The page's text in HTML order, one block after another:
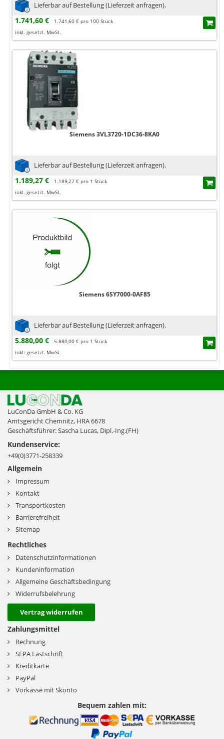
Lieferbar auf Bestellung (Lieferzeit anfragen).
1.741,60 €
1.741,60 € pro 100 Stück
inkl. gesetzl. MwSt.
Siemens 3VL3720-1DC36-8KA0
Lieferbar auf Bestellung (Lieferzeit anfragen).
1.189,27 €
1.189,27 € pro 1 Stück
inkl. gesetzl. MwSt.
Siemens 6SY7000-0AF85
Lieferbar auf Bestellung (Lieferzeit anfragen).
5.880,00 €
5.880,00 € pro 1 Stück
inkl. gesetzl. MwSt.
LuConDa GmbH & Co. KG
Amtsgericht Chemnitz, HRA 6678
Geschäftsführer: Sascha Lucas, Dipl.-Ing.(FH)
Kundenservice:
+49(0)3771-258339
Allgemein
Impressum
Kontakt
Transportkosten
Barrierefreiheit
Sitemap
Rechtliches
Datenschutzinformationen
Kundeninformation
Allgemeine Geschäftsbedingung
Widerrufsbelehrung
Vertrag widerrufen
Zahlungsmittel
Rechnung
SEPA Lastschrift
Kreditkarte
PayPal
Vorkasse mit Skonto
Bequem zahlen mit: